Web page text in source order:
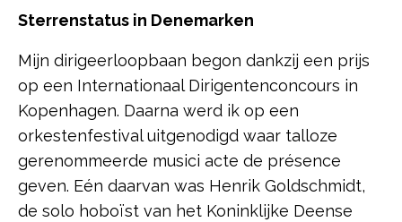
Sterrenstatus in Denemarken
Mijn dirigeerloopbaan begon dankzij een prijs
op een Internationaal Dirigentenconcours in
Kopenhagen. Daarna werd ik op een
orkestenfestival uitgenodigd waar talloze
gerenommeerde musici acte de présence
geven. Eén daarvan was Henrik Goldschmidt,
de solo hoboïst van het Koninklijke Deense